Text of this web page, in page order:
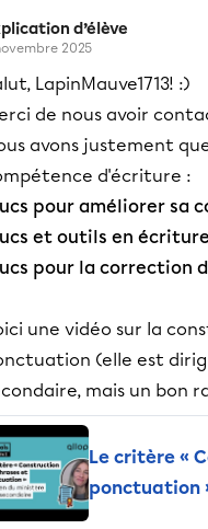
d’élève
2025
LapinMauve1713! :)
de nous avoir
avons justement
d'écriture :
pour améliorer sa
et outils en écriture
pour la correction
une vidéo sur la
(elle est
mais un bon
Le critère «
ponctuation